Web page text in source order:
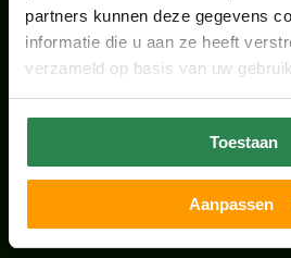
partners kunnen deze gegevens
informatie die u aan ze heeft
verzameld op basis van uw
Toestaan
Aanpassen
ONS TEAM GROEIT
juni 17, 2026